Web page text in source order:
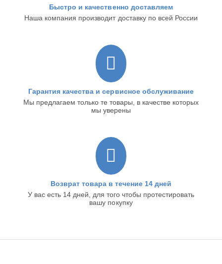
Быстро и качественно доставляем
Наша компания производит доставку по всей России
Гарантия качества и сервисное обслуживание
Мы предлагаем только те товары, в качестве которых
мы уверены
Возврат товара в течение 14 дней
У вас есть 14 дней, для того чтобы протестировать
вашу покупку